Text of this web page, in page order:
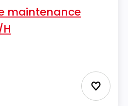
maintenance
Ajouter